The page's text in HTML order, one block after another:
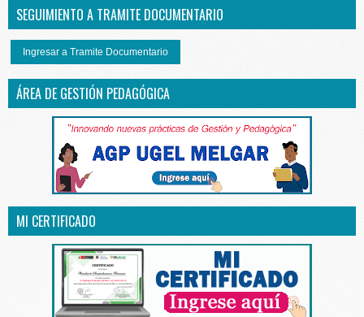
SEGUIMIENTO A TRAMITE DOCUMENTARIO
Ingresar a Tramite Documentario
ÁREA DE GESTIÓN PEDAGÓGICA
MI CERTIFICADO